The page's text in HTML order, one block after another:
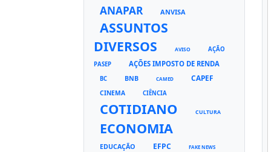
ANAPAR ANVISA
ASSUNTOS
DIVERSOS
AVISO
AÇÃO
PASEP
AÇÕES IMPOSTO DE RENDA
BC BNB CAMED CAPEF
CINEMA CIÊNCIA
COTIDIANO CULTURA
ECONOMIA
EDUCAÇÃO EFPC FAKE NEWS